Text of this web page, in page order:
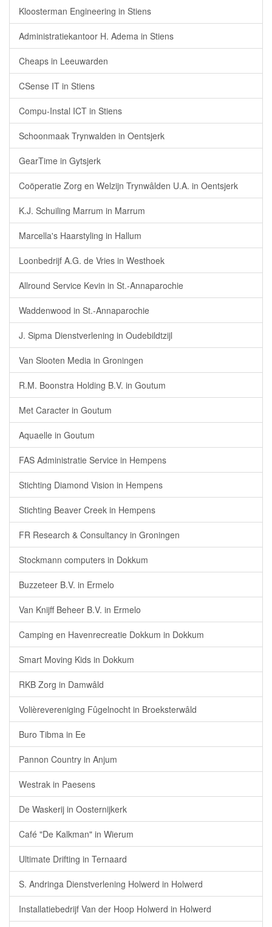
Kloosterman Engineering in Stiens
Administratiekantoor H. Adema in Stiens
Cheaps in Leeuwarden
CSense IT in Stiens
Compu-Instal ICT in Stiens
Schoonmaak Trynwalden in Oentsjerk
GearTime in Gytsjerk
Coöperatie Zorg en Welzijn Trynwâlden U.A. in Oentsjerk
K.J. Schuiling Marrum in Marrum
Marcella's Haarstyling in Hallum
Loonbedrijf A.G. de Vries in Westhoek
Allround Service Kevin in St.-Annaparochie
Waddenwood in St.-Annaparochie
J. Sipma Dienstverlening in Oudebildtzijl
Van Slooten Media in Groningen
R.M. Boonstra Holding B.V. in Goutum
Met Caracter in Goutum
Aquaelle in Goutum
FAS Administratie Service in Hempens
Stichting Diamond Vision in Hempens
Stichting Beaver Creek in Hempens
FR Research & Consultancy in Groningen
Stockmann computers in Dokkum
Buzzeteer B.V. in Ermelo
Van Knijff Beheer B.V. in Ermelo
Camping en Havenrecreatie Dokkum in Dokkum
Smart Moving Kids in Dokkum
RKB Zorg in Damwâld
Volièrevereniging Fûgelnocht in Broeksterwâld
Buro Tibma in Ee
Pannon Country in Anjum
Westrak in Paesens
De Waskerij in Oosternijkerk
Café "De Kalkman" in Wierum
Ultimate Drifting in Ternaard
S. Andringa Dienstverlening Holwerd in Holwerd
Installatiebedrijf Van der Hoop Holwerd in Holwerd